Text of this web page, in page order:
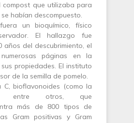
que utilizaba para
habían descompuesto.
un bioquímico, físico
El hallazgo fue
del descubrimiento, el
páginas en la
propiedades. El instituto
de la semilla de pomelo.
C, bioflavonoides (como la
entre otros, que
más de 800 tipos de
Gram positivas y Gram